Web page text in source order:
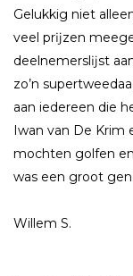
Gelukkig niet
veel prĳzen
deelnemerslĳst
zo’n
aan iedereen die
Iwan van De Krim
mochten golfen
was een groot
Willem S.